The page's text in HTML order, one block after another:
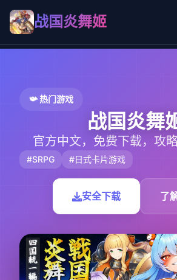
战国炎舞姬
📯 热门游戏
战国炎舞
官方中文，免费下载，攻
#SRPG #日式卡片游戏
安全下载 了